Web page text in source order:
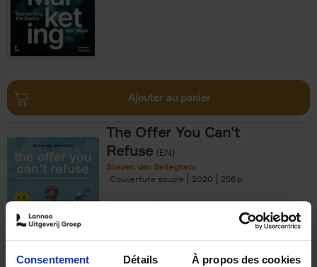
Consentement Détails À propos des cookies
Ajouter au panier
The Offer You Can't
Refuse (EN)
Steven Van Belleghem
Couverture souple
2020 256
€37,50